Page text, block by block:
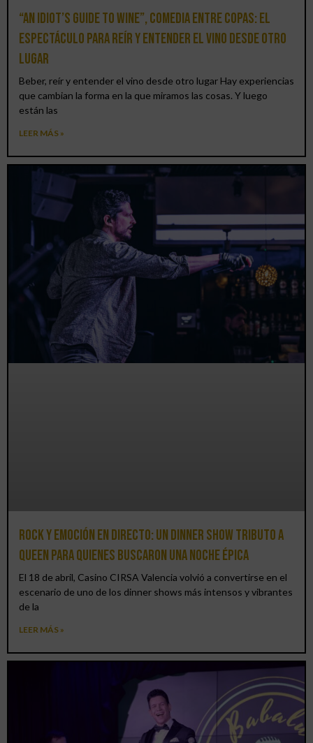
“An Idiot’s Guide to Wine”, comedia entre copas: el
espectáculo para reír y entender el vino desde otro
lugar
Beber, reír y entender el vino desde otro lugar Hay experiencias
que cambian la forma en la que miramos las cosas. Y luego
están las
LEER MÁS »
Rock y emoción en directo: un Dinner Show Tributo a
Queen para quienes buscaron una noche épica
El 18 de abril, Casino CIRSA Valencia volvió a convertirse en el
escenario de uno de los dinner shows más intensos y vibrantes
de la
LEER MÁS »